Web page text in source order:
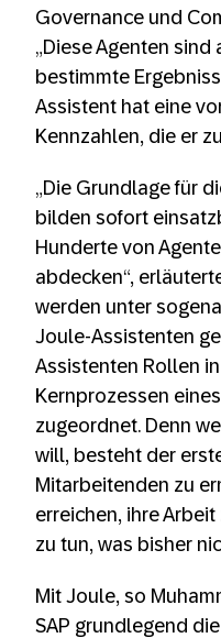
Governance und
„Diese Agenten
bestimmte
Assistent hat eine
Kennzahlen, die er
„Die Grundlage für
bilden sofort
Hunderte von
abdecken“,
werden unter
Joule-Assistenten
Assistenten Rollen
Kernprozessen
zugeordnet. Denn
will, besteht der
Mitarbeitenden zu
erreichen, ihre
zu tun, was bisher
Mit Joule, so
SAP grundlegend